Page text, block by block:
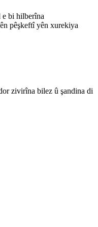
bi hilberîna
pêşkeftî yên xurekiya
zivirîna bilez û şandina di